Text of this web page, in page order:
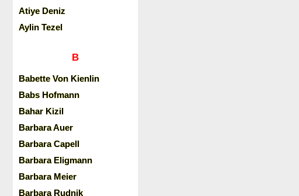
Atiye Deniz
Aylin Tezel
B
Babette Von Kienlin
Babs Hofmann
Bahar Kizil
Barbara Auer
Barbara Capell
Barbara Eligmann
Barbara Meier
Barbara Rudnik